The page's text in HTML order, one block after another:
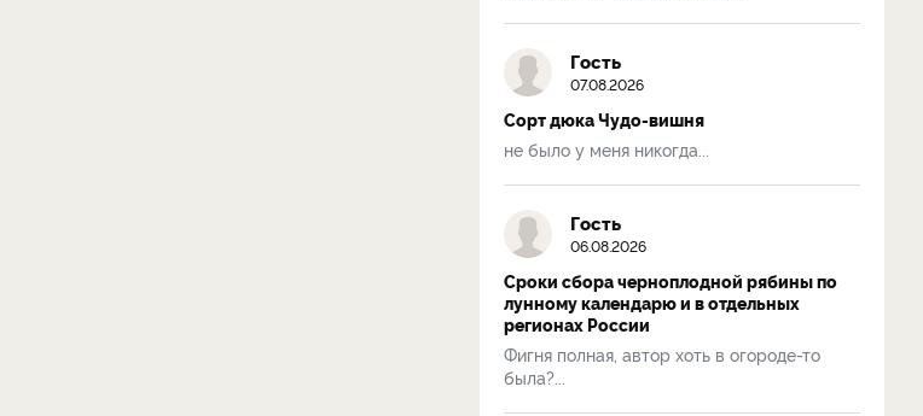
Гость
07.08.2026
Сорт дюка Чудо-вишня
не было у меня никогда...
Гость
06.08.2026
Сроки сбора черноплодной рябины по
лунному календарю и в отдельных
регионах России
Фигня полная, автор хоть в огороде-то
была?...